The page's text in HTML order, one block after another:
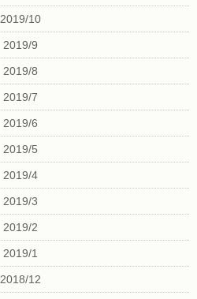
2019/10
2019/9
2019/8
2019/7
2019/6
2019/5
2019/4
2019/3
2019/2
2019/1
2018/12